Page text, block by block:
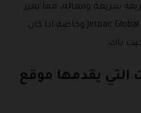
سريعة وفعالة، مما يعزز
تجربة المستخدم مع خدمات Jetpac Global وخاصة اذا كان
باك.
التي يقدمها موقع